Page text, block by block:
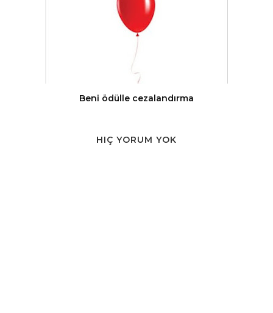
Beni ödülle cezalandırma
HIÇ YORUM YOK